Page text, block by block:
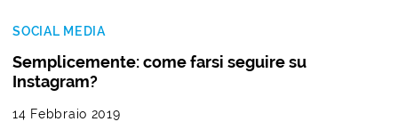
SOCIAL MEDIA
Semplicemente: come farsi seguire su
Instagram?
14 Febbraio 2019